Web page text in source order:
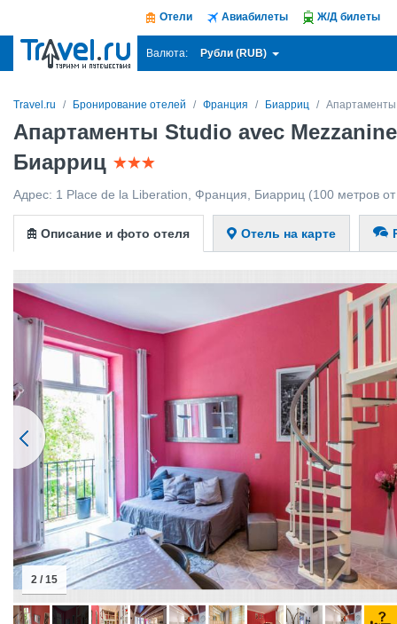
Отели Авиабилеты Ж/Д билеты
Валюта: Рубли (RUB)
Travel.ru Бронирование отелей Франция Биарриц Апартаменты
Апартаменты Studio avec
Биарриц
Адрес: 1 Place de la Liberation Франция Биарриц (100 метров
Описание и фото отеля Отель на карте
2 / 15